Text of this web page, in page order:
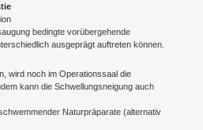
bedingte vorübergehende
ausgeprägt auftreten können.
wird noch im Operationssaal die
kann die Schwellungsneigung auch
Naturpräparate (alternativ